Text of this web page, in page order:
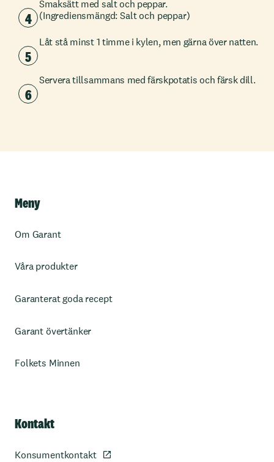
4
Smaksätt med salt och peppar.
(Ingrediensmängd: Salt och peppar)
5
Låt stå minst 1 timme i kylen, men gärna över natten.
6
Servera tillsammans med färskpotatis och färsk dill.
Meny
Om Garant
Våra produkter
Garanterat goda recept
Garant övertänker
Folkets Minnen
Kontakt
Konsumentkontakt